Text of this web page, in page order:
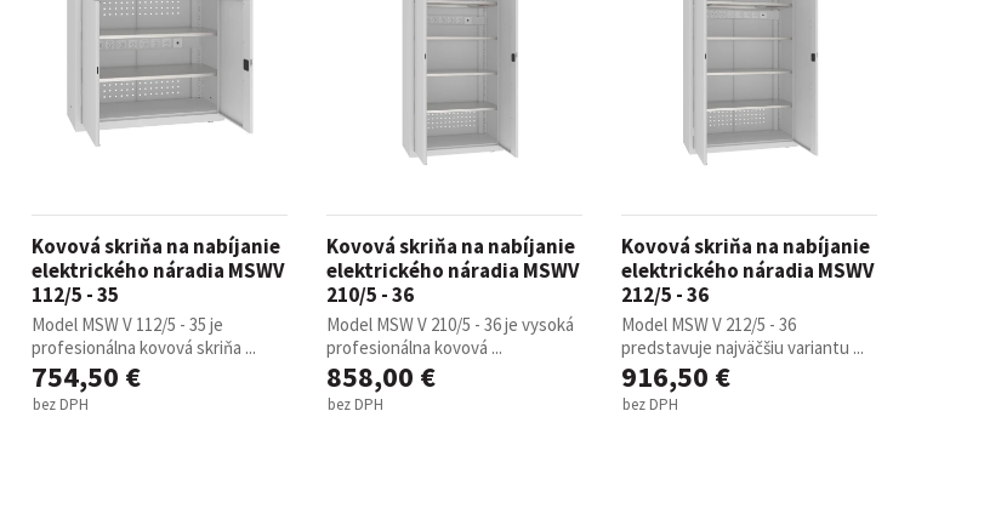
Kovová skriňa na nabíjanie
elektrického náradia MSWV
112/5 - 35
Model MSW V 112/5 - 35 je
profesionálna kovová skriňa ...
754,50 €
bez DPH
Kovová skriňa na nabíjanie
elektrického náradia MSWV
210/5 - 36
Model MSW V 210/5 - 36 je vysoká
profesionálna kovová ...
858,00 €
bez DPH
Kovová skriňa na nabíjanie
elektrického náradia MSWV
212/5 - 36
Model MSW V 212/5 - 36
predstavuje najväčšiu variantu ...
916,50 €
bez DPH